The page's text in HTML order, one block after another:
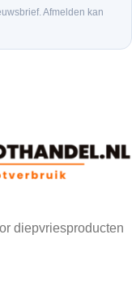
Afmelden kan
diepvriesproducten